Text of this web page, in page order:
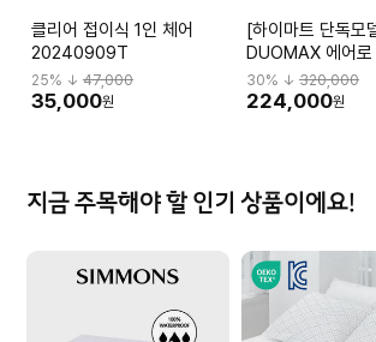
클리어 접이식 1인 체어
20240909T
25% ↓ 47,000
35,000원
[하이마트 단독모
DUOMAX 에어
L2
M59BK
30% ↓320,000
224,000원
지금 주목해야 할 인기 상품이에요!